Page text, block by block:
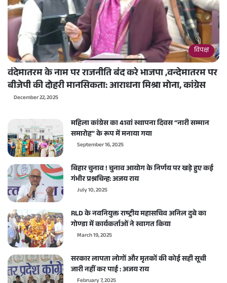
विपक्ष
वंदेमातरम के नाम पर राजनीति बंद करे भाजपा ,वन्देमातरम पर
बीजेपी की दोहरी मानसिकता: आराधना मिश्रा मोना, कांग्रेस
December 22, 2025
महिला कांग्रेस का 41वां स्थापना दिवस “नारी सम्मान
समारोह” के रूप में मनाया गया
September 16, 2025
बिहार चुनाव ! चुनाव आयोग के निर्णय पर खड़े हुए कई
गंभीर प्रश्नचिन्ह: अजय राय
July 10, 2025
RLD के नवनियुक्त राष्ट्रीय महासचिव अनिल दुबे का
गोण्डा में कार्यकर्ताओं ने स्वागत किया
March 19, 2025
सरकार लापता लोगों और मृतकों की कोई सही सूची
जारी नहीं कर पाई : अजय राय
February 7, 2025